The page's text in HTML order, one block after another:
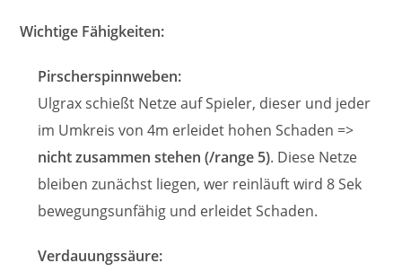
Wichtige Fähigkeiten:
Pirscherspinnweben:
Ulgrax schießt Netze auf Spieler, dieser und jeder
im Umkreis von 4m erleidet hohen Schaden =>
nicht zusammen stehen (/range 5). Diese Netze
bleiben zunächst liegen, wer reinläuft wird 8 Sek
bewegungsunfähig und erleidet Schaden.
Verdauungssäure: